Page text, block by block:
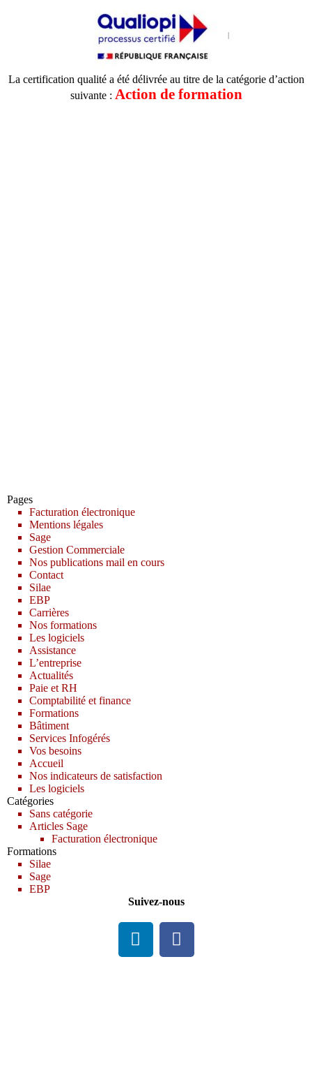
La certification qualité a été délivrée au titre de la catégorie d’action
suivante : Action de formation
Pages
Facturation électronique
Mentions légales
Sage
Gestion Commerciale
Nos publications mail en cours
Contact
Silae
EBP
Carrières
Nos formations
Les logiciels
Assistance
L’entreprise
Actualités
Paie et RH
Comptabilité et finance
Formations
Bâtiment
Services Infogérés
Vos besoins
Accueil
Nos indicateurs de satisfaction
Les logiciels
Catégories
Sans catégorie
Articles Sage
Facturation électronique
Formations
Silae
Sage
EBP
Suivez-nous